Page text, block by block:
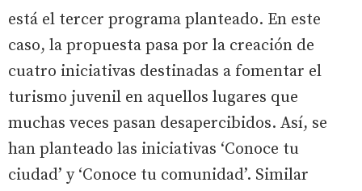
está el tercer programa planteado. En este
caso, la propuesta pasa por la creación de
cuatro iniciativas destinadas a fomentar el
turismo juvenil en aquellos lugares que
muchas veces pasan desapercibidos. Así, se
han planteado las iniciativas ‘Conoce tu
ciudad’ y ‘Conoce tu comunidad’. Similar